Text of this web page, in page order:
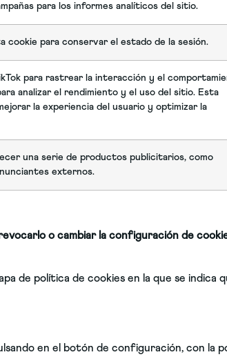
para los informes analíticos del sitio.
cookie para conservar el estado de la sesión.
para rastrear la interacción y el
analizar el rendimiento y el uso del sitio. Esta
la experiencia del usuario y optimizar la
una serie de productos publicitarios, como
externos.
o cambiar la configuración de
de política de cookies en la que se indica
en el botón de configuración, con la